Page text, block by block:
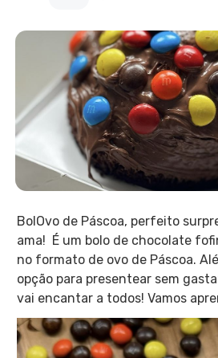
BolOvo de Páscoa, perfeito
ama! É um bolo de chocolate
no formato de ovo de Páscoa.
opção para presentear sem
vai encantar a todos! Vamos